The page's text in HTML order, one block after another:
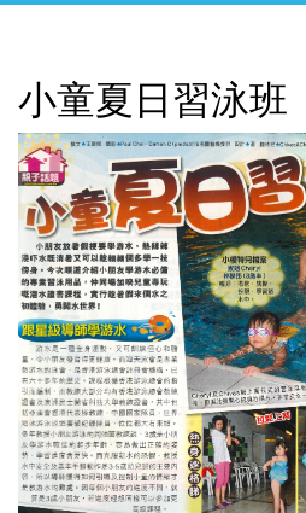
小童夏日習泳班